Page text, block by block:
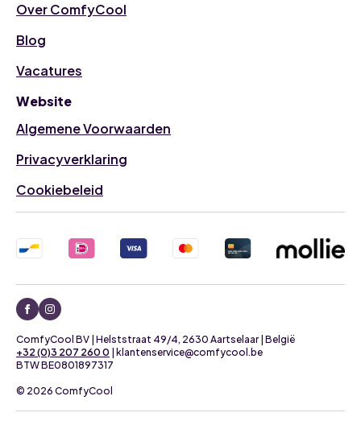
Over ComfyCool
Blog
Vacatures
Website
Algemene Voorwaarden
Privacyverklaring
Cookiebeleid
© 2026 ComfyCool
+32 (0)3 207 260 0 | klantenservice@comfycool.be
BTW BE0801897317
ComfyCool BV | Helststraat 49/4, 2630 Aartselaar | België